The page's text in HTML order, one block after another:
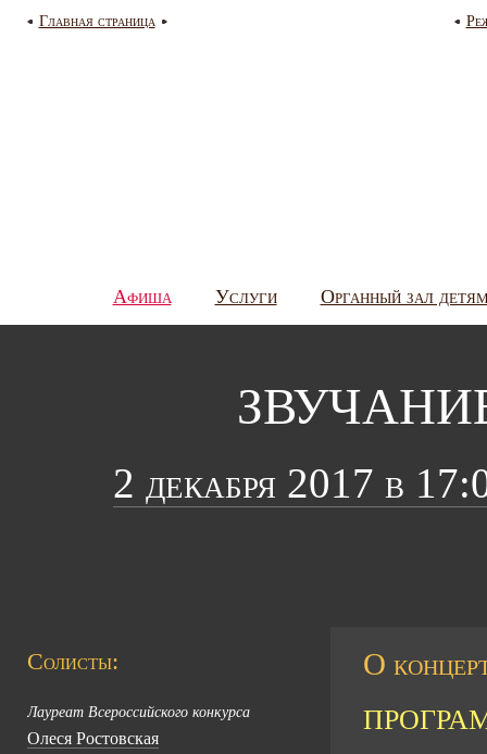
Главная страница
Афиша Услуги Органный зал
2 декабря 2017 в
Солисты:
Лауреат Всероссийского конкурса
Олеся Ростовская
О